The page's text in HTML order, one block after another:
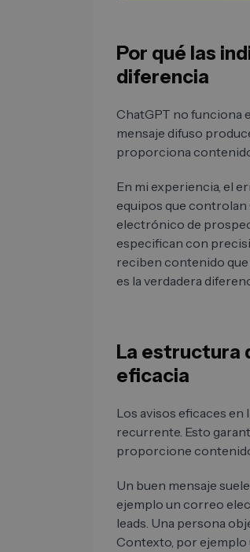
Por qué las
diferencia
ChatGPT no funciona
mensaje difuso
proporciona
En mi experiencia, el
equipos que
electrónico de
especifican con
reciben contenido que
es la verdadera
La estructura
eficacia
Los avisos eficaces en
recurrente. Esto
proporcione
Un buen mensaje
ejemplo un correo
leads. Una persona
Contexto, por ejemplo